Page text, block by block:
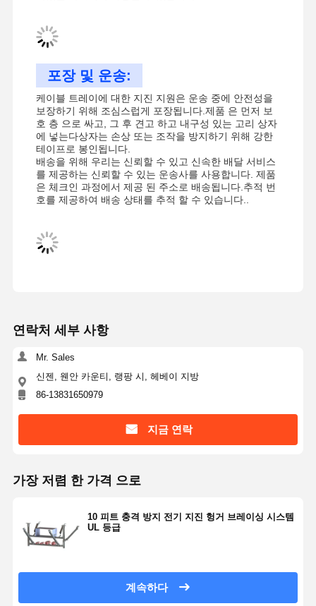
젤리화 된 앵글 브래킷
케이블 바구니 용품
태양 전지 패널 철도 브래킷
태양광 장착 용품
태양광 장착 채널
태양광 지붕 통로
포장 및 운송:
케이블 트레이에 대한 지진 지원은 운송 중에 안전성을
보장하기 위해 조심스럽게 포장됩니다.제품 은 먼저 보
호 층 으로 싸고, 그 후 견고 하고 내구성 있는 고리 상자
에 넣는다상자는 손상 또는 조작을 방지하기 위해 강한
테이프로 봉인됩니다.
배송을 위해 우리는 신뢰할 수 있고 신속한 배달 서비스
를 제공하는 신뢰할 수 있는 운송사를 사용합니다. 제품
은 체크인 과정에서 제공 된 주소로 배송됩니다.추적 번
호를 제공하여 배송 상태를 추적 할 수 있습니다..
연락처 세부 사항
Mr. Sales
신젠, 웬안 카운티, 랭팡 시, 헤베이 지방
86-13831650979
지금 연락
가장 저렴 한 가격 으로
10 피트 충격 방지 전기 지진 헝거 브레이싱 시스템
UL 등급
계속하다